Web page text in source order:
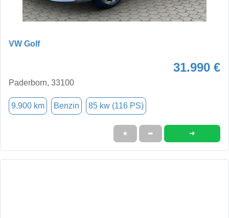
VW Golf
31.990 €
Paderborn, 33100
9.900 km Benzin 85 kw (116 PS)
★ ➦ ➜